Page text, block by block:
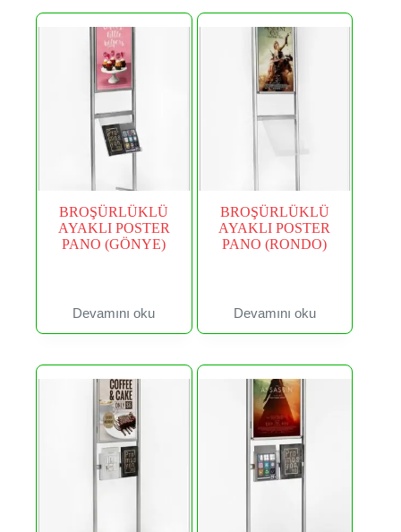
BROŞÜRLÜKLÜ
AYAKLI POSTER
PANO (GÖNYE)
Devamını oku
BROŞÜRLÜKLÜ
AYAKLI POSTER
PANO (RONDO)
Devamını oku